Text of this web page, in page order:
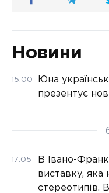
Новини
15:00
Юна
презентує
17:05
В Івано-
виставку, яка
стереотипів.